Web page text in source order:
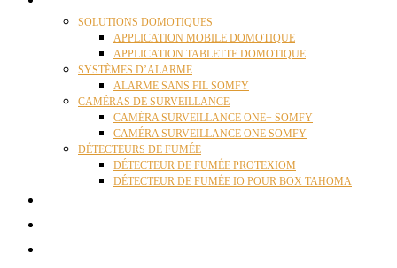
SOLUTIONS DOMOTIQUES
APPLICATION MOBILE DOMOTIQUE
APPLICATION TABLETTE DOMOTIQUE
SYSTÈMES D’ALARME
ALARME SANS FIL SOMFY
CAMÉRAS DE SURVEILLANCE
CAMÉRA SURVEILLANCE ONE+ SOMFY
CAMÉRA SURVEILLANCE ONE SOMFY
DÉTECTEURS DE FUMÉE
DÉTECTEUR DE FUMÉE PROTEXIOM
DÉTECTEUR DE FUMÉE IO POUR BOX TAHOMA